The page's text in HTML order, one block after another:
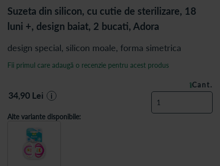
Suzeta din silicon, cu cutie de sterilizare, 18
luni +, design baiat, 2 bucati, Adora
design special, silicon moale, forma simetrica
ÎN STOC
Fii primul care adaugă o recenzie pentru acest produs
34,90 Lei i
Cant.
Alte variante disponibile: